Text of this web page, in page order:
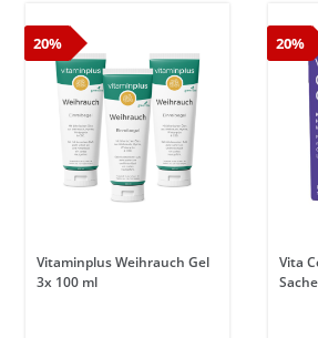
20%
Vitaminplus Weihrauch Gel
3x 100 ml
20%
Vita